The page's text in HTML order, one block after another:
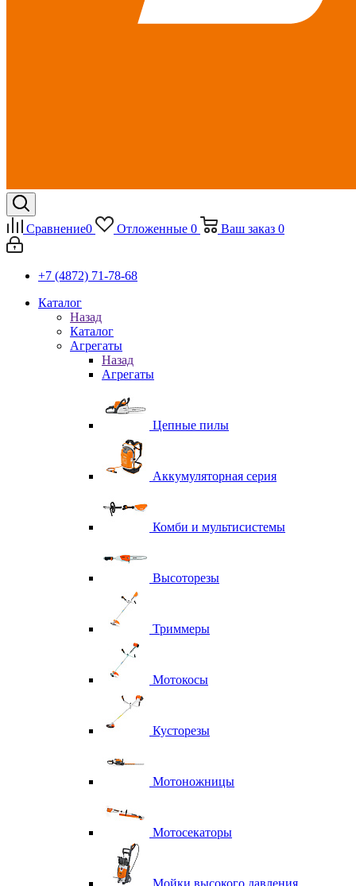
Сравнение0 Отложенные 0 Ваш заказ 0
+7 (4872) 71-78-68
Каталог
Назад
Каталог
Агрегаты
Назад
Агрегаты
Цепные пилы
Аккумуляторная серия
Комби и мультисистемы
Высоторезы
Триммеры
Мотокосы
Кусторезы
Мотоножницы
Мотосекаторы
Мойки высокого давления